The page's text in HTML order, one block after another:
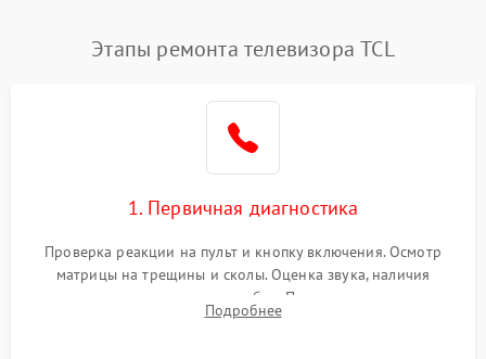
Сеть и подключения
Этапы ремонта телевизора TCL
1. Первичная диагностика
Проверка реакции на пульт и кнопку включения. Осмотр
матрицы на трещины и сколы. Оценка звука, наличия
подсветки и индикаторов ошибок. Подключение тестовых
источников сигнала для выявления симптомов поломки.
Подробнее